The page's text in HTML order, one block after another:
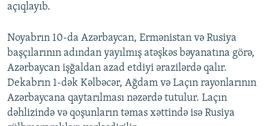
açıqlayıb.
Noyabrın 10-da Azərbaycan, Ermənistan və Rusiya
başçılarının adından yayılmış atəşkəs bəyanatına görə,
Azərbaycan işğaldan azad etdiyi ərazilərdə qalır.
Dekabrın 1-dək Kəlbəcər, Ağdam və Laçın rayonlarının
Azərbaycana qaytarılması nəzərdə tutulur. Laçın
dəhlizində və qoşunların təmas xəttində isə Rusiya